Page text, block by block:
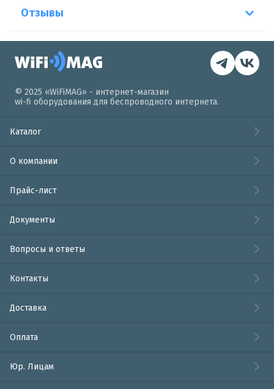
Отзывы
© 2025 «WiFiMAG» - интернет-магазин
wi-fi оборудования для беспроводного интернета.
Каталог
О компании
Прайс-лист
Документы
Вопросы и ответы
Контакты
Доставка
Оплата
Юр. Лицам